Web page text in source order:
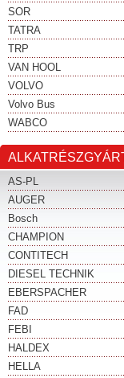
SOR
TATRA
TRP
VAN HOOL
VOLVO
Volvo Bus
WABCO
AS-PL
AUGER
Bosch
CHAMPION
CONTITECH
DIESEL TECHNIK
EBERSPACHER
FAD
FEBI
HALDEX
HELLA